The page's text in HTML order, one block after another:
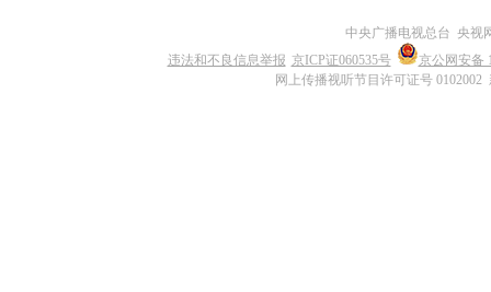
中央广播电视总台 央视
违法和不良信息举报 京ICP证060535号
京公网安备
网上传播视听节目许可证号 0102002